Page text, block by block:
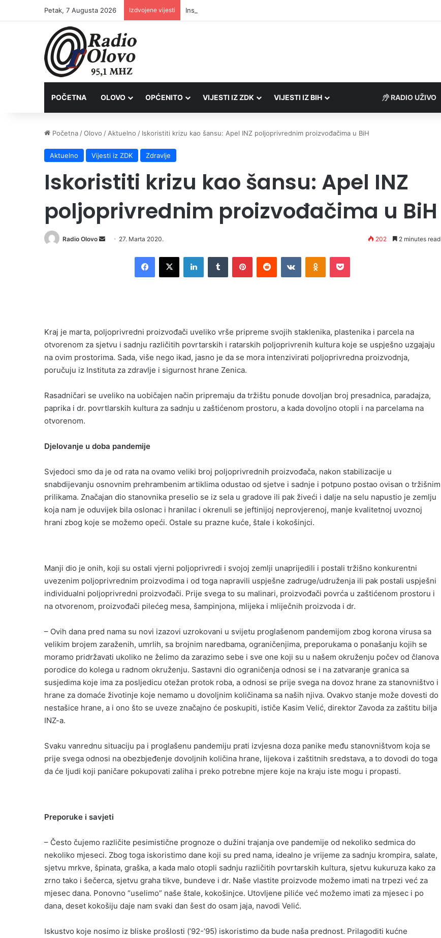
Petak, 7 Augusta 2026 Izdvojene vijesti Inspektori Porezne uprave FBiH na području ZDK izvršili 24 inspekcijska nadzora
POČETNA OLOVO OPĆENITO VIJESTI IZ ZDK VIJESTI IZ BIH RADIO UŽIVO
Početna /Olovo / Aktuelno / Iskoristiti krizu kao šansu: Apel INZ poljoprivrednim proizvođačima u BiH
Aktuelno Vijesti iz ZDK Zdravlje
Iskoristiti krizu kao šansu: Apel INZ
poljoprivrednim proizvođačima u BiH
Radio Olovo
Send 27. Marta 2020. 202 2 minutes read
Facebook
X LinkedInTumblr PinterestReddit VKontakteOdnoklassniki
Pocket
Kraj je marta, poljoprivredni proizvođači uveliko vrše pripreme svojih staklenika, plastenika i parcela na
otvorenom za sjetvu i sadnju različitih povrtarskih i ratarskih poljoprivrenih kultura koje se uspješno uzgajaju
na ovim prostorima. Sada, više nego ikad, jasno je da se mora intenzivirati poljoprivredna proizvodnja,
poručuju iz Instituta za zdravlje i sigurnost hrane Zenica.
Rasadničari se uveliko na uobičajen način pripremaju da tržištu ponude dovoljan broj presadnica, paradajza,
paprika i dr. povrtlarskih kultura za sadnju u zaštićenom prostoru, a kada dovoljno otopli i na parcelama na
otvorenom.
Djelovanje u doba pandemije
Svjedoci smo da je od rata na ovamo veliki broj poljoprivrednih proizvođača, nakon stabilizacije u
snabdijevanju osnovnim prehrambenim artiklima odustao od sjetve i sadnje i potpuno postao ovisan o tržišnim
prilikama. Značajan dio stanovnika preselio se iz sela u gradove ili pak živeći i dalje na selu napustio je zemlju
koja nam je oduvijek bila oslonac i hranilac i okrenuli se jeftinijoj neprovjerenoj, manje kvalitetnoj uvoznoj
hrani zbog koje se možemo opeći. Ostale su prazne kuće, štale i kokošinjci.
Manji dio je onih, koji su ostali vjerni poljoprivredi i svojoj zemlji unaprijedili i postali tržišno konkurentni
uvezenim poljoprivrednim proizvodima i od toga napravili uspješne zadruge/udruženja ili pak postali uspješni
individualni poljoprivredni proizvođači. Prije svega to su malinari, proizvođači povrća u zaštićenom prostoru i
na otvorenom, proizvođači pilećeg mesa, šampinjona, mlijeka i mliječnih proizvoda i dr.
– Ovih dana pred nama su novi izazovi uzrokovani u svijetu proglašenom pandemijom zbog korona virusa sa
velikim brojem zaraženih, umrlih, sa brojnim naredbama, ograničenjima, preporukama o ponašanju kojih se
moramo pridržavati ukoliko ne želimo da zarazimo sebe i sve one koji su u našem okruženju počev od članova
porodice do kolega u radnom okruženju. Sastavni dio ograničenja odnosi se i na zatvaranje granica sa
susjedima koje ima za posljedicu otežan protok roba, a odnosi se prije svega na dovoz hrane za stanovništvo i
hrane za domaće životinje koje nemamo u dovoljnim količinama sa naših njiva. Ovakvo stanje može dovesti do
nestašice hrane, a i ono što se uveze značajno će poskupiti, ističe Kasim Velić, direktor Zavoda za zaštitu bilja
INZ-a.
Svaku vanrednu situaciju pa i proglašenu pandemiju prati izvjesna doza panike među stanovništvom koja se
prije svega odnosi na obezbjeđenje dovoljnih količina hrane, lijekova i zaštitnih sredstava, a to dovodi do toga
da će ljudi koji paničare pokupovati zaliha i preko potrebne mjere koje na kraju iste mogu i propasti.
Preporuke i savjeti
– Često čujemo različite pesimistične prognoze o dužini trajanja ove pandemije od nekoliko sedmica do
nekoliko mjeseci. Zbog toga iskoristimo dane koji su pred nama, idealno je vrijeme za sadnju krompira, salate,
sjetvu mrkve, špinata, graška, a kada malo otopli sadnju različitih povrtarskih kultura, sjetvu kukuruza kako za
zrno tako i šečerca, sjetvu graha tikve, bundeve i dr. Naše vlastite proizvode možemo imati na trpezi već za
mjesec dana. Ponovno “uselimo” naše štale, kokošinjce. Utovljene piliće već možemo imati za mjesec i po
dana, deset kokošiju daje nam svaki dan šest do osam jaja, navodi Velić.
Iskustvo koje nosimo iz bliske prošlosti (’92-’95) iskoristimo da bude naša prednost. Prilagoditi kućne